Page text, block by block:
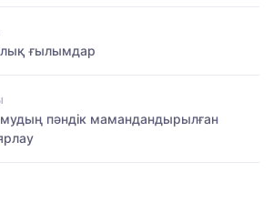
ғылымдар
пәндік мамандандырылған